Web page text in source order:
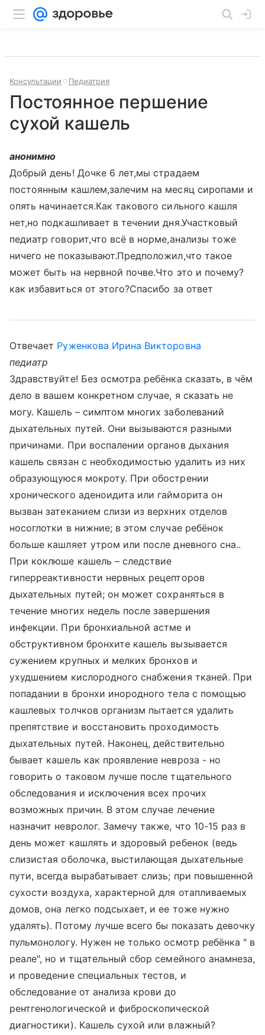
Консультации Педиатрия
Постоянное першение
сухой кашель
анонимно
Добрый день! Дочке 6 лет,мы страдаем
постоянным кашлем,залечим на месяц сиропами и
опять начинается.Как такового сильного кашля
нет,но подкашливает в течении дня.Участковый
педиатр говорит,что всё в норме,анализы тоже
ничего не показывают.Предположил,что такое
может быть на нервной почве.Что это и почему?
как избавиться от этого?Спасибо за ответ
Отвечает Руженкова Ирина Викторовна
педиатр
Здравствуйте! Без осмотра ребёнка сказать, в чём
дело в вашем конкретном случае, я сказать не
могу. Кашель – симптом многих заболеваний
дыхательных путей. Они вызываются разными
причинами. При воспалении органов дыхания
кашель связан с необходимостью удалить из них
образующуюся мокроту. При обострении
хронического аденоидита или гайморита он
вызван затеканием слизи из верхних отделов
носоглотки в нижние; в этом случае ребёнок
больше кашляет утром или после дневного сна..
При коклюше кашель – следствие
гиперреактивности нервных рецепторов
дыхательных путей; он может сохраняться в
течение многих недель после завершения
инфекции. При бронхиальной астме и
обструктивном бронхите кашель вызывается
сужением крупных и мелких бронхов и
ухудшением кислородного снабжения тканей. При
попадании в бронхи инородного тела с помощью
кашлевых толчков организм пытается удалить
препятствие и восстановить проходимость
дыхательных путей. Наконец, действительно
бывает кашель как проявление невроза - но
говорить о таковом лучше после тщательного
обследования и исключения всех прочих
возможных причин. В этом случае лечение
назначит невролог. Замечу также, что 10-15 раз в
день может кашлять и здоровый ребенок (ведь
слизистая оболочка, выстилающая дыхательные
пути, всегда вырабатывает слизь; при повышенной
сухости воздуха, характерной для отапливаемых
домов, она легко подсыхает, и ее тоже нужно
удалять). Потому лучше всего бы показать девочку
пульмонологу. Нужен не только осмотр ребёнка " в
реале", но и тщательный сбор семейного анамнеза,
и проведение специальных тестов, и
обследование от анализа крови до
рентгенологической и фиброскопической
диагностики). Кашель сухой или влажный?